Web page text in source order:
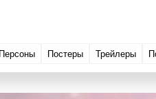
Персоны Постеры Трейлеры